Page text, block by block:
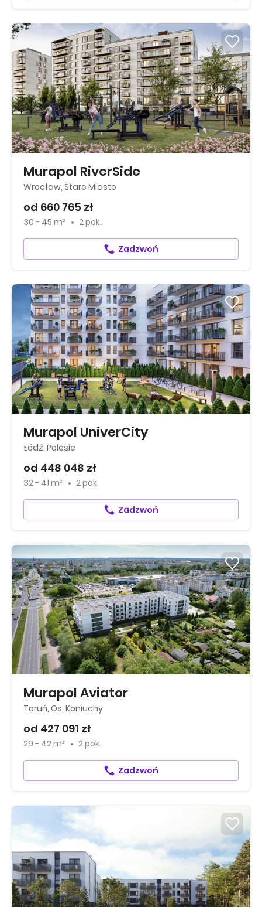
Murapol RiverSide
Wrocław, Stare Miasto
od 660 765 zł
30 - 45 m² 2 pok.
Zadzwoń
Murapol UniverCity
Łódź, Polesie
od 448 048 zł
32 - 41 m² 2 pok.
Zadzwoń
Murapol Aviator
Toruń, Os. Koniuchy
od 427 091 zł
29 - 42 m² 2 pok.
Zadzwoń